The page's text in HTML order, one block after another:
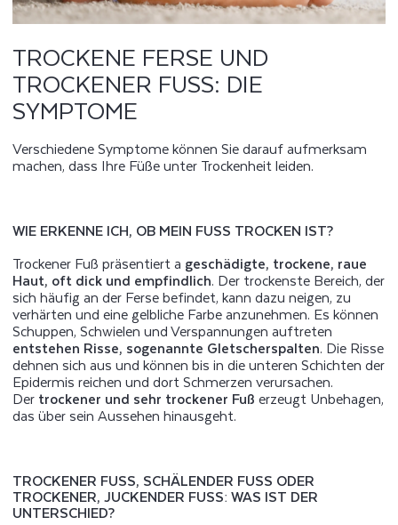
TROCKENE FERSE UND
TROCKENER FUSS: DIE S
YMPTOME
Verschiedene Symptome können Sie darauf aufmerksam
machen, dass Ihre Füße unter Trockenheit leiden.
WIE ERKENNE ICH, OB MEIN FUSS TROCKEN IST?
Trockener Fuß präsentiert a geschädigte, trockene, raue
Haut, oft dick und empfindlich. Der trockenste Bereich, der
sich häufig an der Ferse befindet, kann dazu neigen, zu
verhärten und eine gelbliche Farbe anzunehmen. Es können
Schuppen, Schwielen und Verspannungen auftreten
entstehen Risse, sogenannte Gletscherspalten. Die Risse
dehnen sich aus und können bis in die unteren Schichten der
Epidermis reichen und dort Schmerzen verursachen.
Der trockener und sehr trockener Fuß erzeugt Unbehagen,
das über sein Aussehen hinausgeht.
TROCKENER FUSS, SCHÄLENDER FUSS ODER TR
OCKENER, JUCKENDER FUSS: WAS IST DER UNT
ERSCHIED?